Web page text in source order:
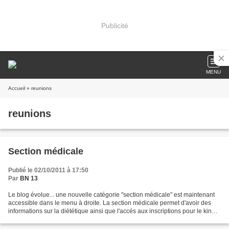
Publicité
MENU
Accueil » reunions
reunions
Section médicale
Publié le 02/10/2011 à 17:50
Par BN 13
Le blog évolue... une nouvelle catégorie "section médicale" est maintenant
accessible dans le menu à droite. La section médicale permet d'avoir des
informations sur la diététique ainsi que l'accés aux inscriptions pour le kiné.